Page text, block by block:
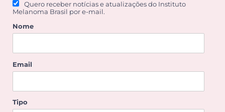
Quero receber notícias e atualizações do Instituto
Melanoma Brasil por e-mail.
Nome
Email
Tipo